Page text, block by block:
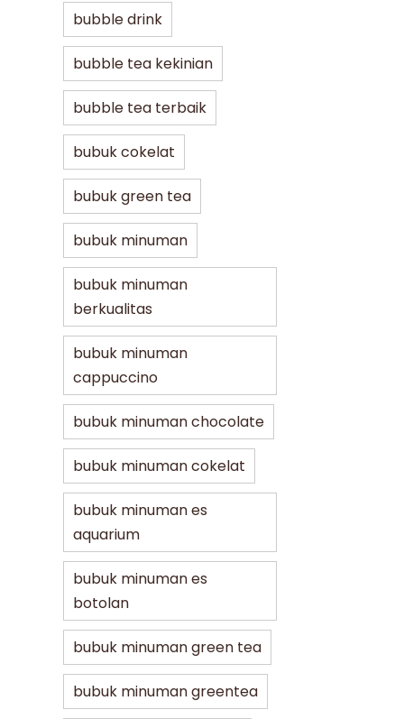
bubble drink
bubble tea kekinian
bubble tea terbaik
bubuk cokelat
bubuk green tea
bubuk minuman
bubuk minuman
berkualitas
bubuk minuman
cappuccino
bubuk minuman chocolate
bubuk minuman cokelat
bubuk minuman es
aquarium
bubuk minuman es
botolan
bubuk minuman green tea
bubuk minuman greentea